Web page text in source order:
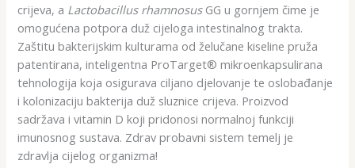
crijeva, a Lactobacillus rhamnosusGG u gornjem čime je
omogućena potpora duž cijeloga intestinalnog trakta.
Zaštitu bakterijskim kulturama od želučane kiseline pruža
patentirana, inteligentna ProTarget® mikroenkapsulirana
tehnologija koja osigurava ciljano djelovanje te oslobađanje
i kolonizaciju bakterija duž sluznice crijeva. Proizvod
sadržava i vitamin D koji pridonosi normalnoj funkciji
imunosnog sustava. Zdrav probavni sistem temelj je
zdravlja cijelog organizma!